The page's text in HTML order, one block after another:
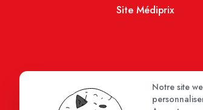
Site Médiprix
Notre site